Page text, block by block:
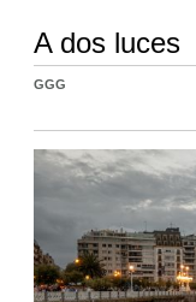
A dos luces
GGG